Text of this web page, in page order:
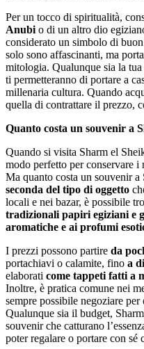
Per un tocco di spiritualità,
Anubi o di un altro dio
considerato un simbolo di
solo sono affascinanti, ma
mitologia. Qualunque sia la
ti permetteranno di portare a
millenaria cultura. Quando
quella di contrattare il prezzo,
Quanto costa un souvenir a
Quando si visita Sharm el
modo perfetto per conservare
Ma quanto costa un souvenir
seconda del tipo di oggetto
locali e nei bazar, è possibile
tradizionali papiri egiziani e
aromatiche e ai profumi
I prezzi possono partire da
portachiavi o calamite, fino a
elaborati come tappeti fatti a
Inoltre, è pratica comune nei
sempre possibile negoziare
Qualunque sia il budget,
souvenir che catturano
poter regalare o portare con sé